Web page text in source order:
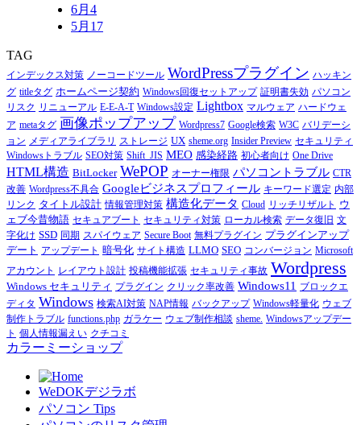
6月 4
5月 17
TAG
インデックス対策 ノーコードツール WordPressプラグイン ハッキン
グ titleタグ ホームページ契約 Windows回復セットアップ 証明書失効 パソコン
リスク
リニューアル E-E-A-T Windows設定 Lightbox マルウェア ハードウェ
ア metaタグ 画像ポップアップ Wordpress7 Google検索 W3C バリデーシ
ョン
メディアライブラリ ストレージ UX sheme.org Insider Preview セキュリティ
Windowsトラブル SEO対策 Shift_JIS MEO 感染経路 初心者向け One Drive
HTML構造 BitLocker WePOP オーナー権限 パソコントラブル CTR
改善 Wordpress不具合 Googleビジネスプロフィール キーワード選定 内部
リンク タイトル設計 情報管理対策 構造化データ Cloud リッチリザルト
ウ
ェブ今昔物語 セキュアブート セキュリティ対策 ローカル検索 データ復旧 文
字化け SSD 同期 スパイウェア Secure Boot 無料プラグイン プラグインアップ
デート
アップデート 暗号化 サイト構造 LLMO SEO コンバージョン Microsoft
アカウント レイアウト設計 投稿機能拡張 セキュリティ事故 Wordpress
Windows セキュリティ プラグイン クリック率改善 Windows11
ブロックエ
ディタ Windows 検索AI対策 NAP情報 バックアップ Windows軽量化 ウェブ
制作トラブル functions.php ガラケー ウェブ制作相談 sheme. Windowsアップデー
ト 個人情報漏えい クチコミ
カラーミーショップ
WeDOKデジラボ
パソコン Tips